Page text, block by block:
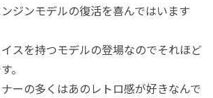
ジンモデルの復活を喜んではいます
スを持つモデルの登場なのでそれほど
。
ーの多くはあのレトロ感が好きなんで